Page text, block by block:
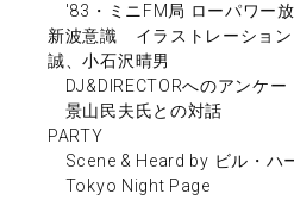
'83・ミニFM局 ローパワー
新波意識 イラストレーショ
誠、小石沢晴男
DJ&DIRECTORへのアンケー
景山民夫氏との対話
PARTY
Scene & Heard by ビル・ハ
Tokyo Night Page